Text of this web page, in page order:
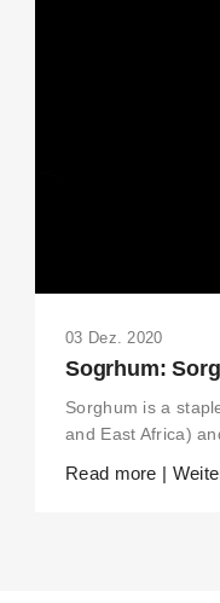
03 Dez. 2020
Sogrhum:
Sorghum is a
and East Africa)
Read more |